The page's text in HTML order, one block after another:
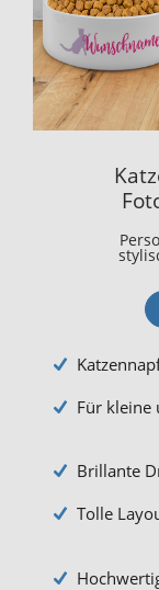
Für kleine
Brillante
Tolle